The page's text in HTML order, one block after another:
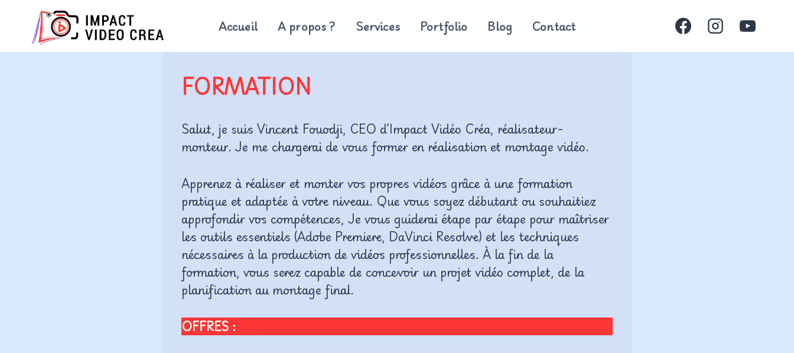
contenu
Accueil A propos ? Services Portfolio Blog Contact
FORMATION
Salut, je suis Vincent Fouodji, CEO d’Impact Vidéo Créa, réalisateur-
monteur. Je me chargerai de vous former en réalisation et montage vidéo.
Apprenez à réaliser et monter vos propres vidéos grâce à une formation
pratique et adaptée à votre niveau. Que vous soyez débutant ou souhaitiez
approfondir vos compétences, Je vous guiderai étape par étape pour maîtriser
les outils essentiels (Adobe Premiere, DaVinci Resolve) et les techniques
nécessaires à la production de vidéos professionnelles. À la fin de la
formation, vous serez capable de concevoir un projet vidéo complet, de la
planification au montage final.
OFFRES :